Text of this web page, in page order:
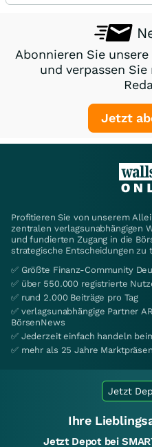
Abonnieren Sie
und verpassen
Jetzt
Profitieren Sie von unserem
zentralen verlagsunabhängigen
und fundierten Zugang in die
strategische Entscheidungen zu
✅ Größte Finanz-Community
✅ über 550.000 registrierte
✅ rund 2.000 Beiträge pro Tag
✅ verlagsunabhängige Partner
BörsenNews
✅ Jederzeit einfach handeln
✅ mehr als 25 Jahre
Jetzt
Ihre
Jetzt Depot bei